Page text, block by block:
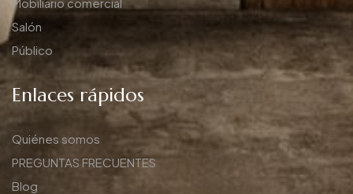
Salón
Público
Enlaces rápidos
Quiénes somos
PREGUNTAS FRECUENTES
Blog